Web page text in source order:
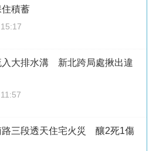
住積蓄
入大排水溝 新北跨局處揪出違
路三段透天住宅火災 釀2死1傷